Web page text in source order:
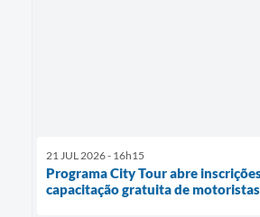
21 JUL 2026 - 16h15
Programa City Tour abre
capacitação gratuita de